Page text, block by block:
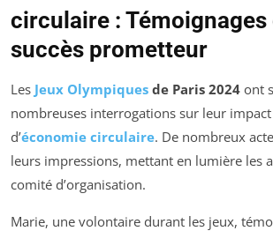
circulaire : Témoignages
succès prometteur
Les Jeux Olympiques de Paris 2024 ont
nombreuses interrogations sur leur
d’économie circulaire. De nombreux
leurs impressions, mettant en lumière les
comité d’organisation.
Marie, une volontaire durant les jeux,